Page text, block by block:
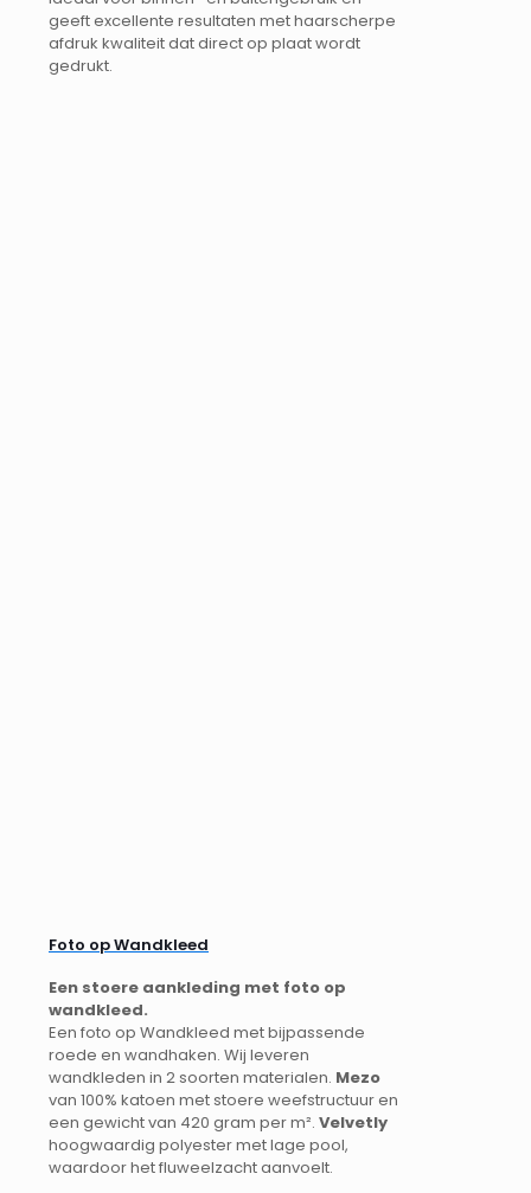
geeft excellente resultaten met haarscherpe
afdruk kwaliteit dat direct op plaat wordt
gedrukt.
Foto op Wandkleed
Een stoere aankleding met foto op
wandkleed.
Een foto op Wandkleed met bijpassende
roede en wandhaken. Wij leveren
wandkleden in 2 soorten materialen. Mezo
van 100% katoen met stoere weefstructuur en
een gewicht van 420 gram per m². Velvetly
hoogwaardig polyester met lage pool,
waardoor het fluweelzacht aanvoelt.